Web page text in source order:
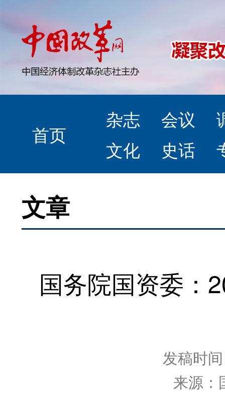
首页
杂志 会议
文化
史话
文章
国务院国资委：
发稿时
来源：